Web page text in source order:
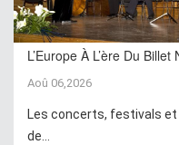
L’Europe À L’ère Du
Aoû 06,2026
Les concerts, festivals
de...